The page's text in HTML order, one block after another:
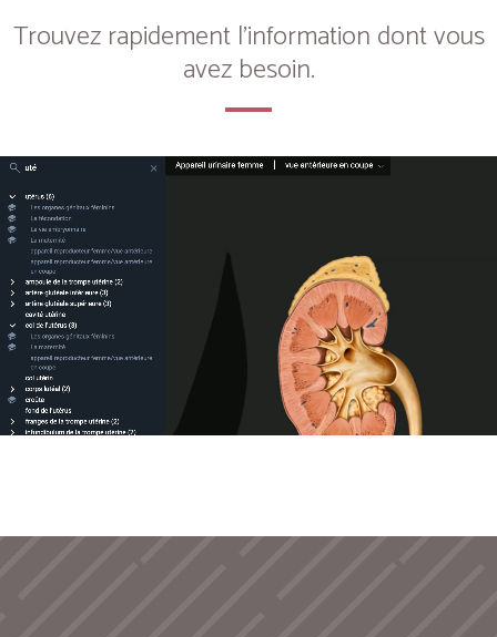
Trouvez rapidement l'information dont vous
avez besoin.